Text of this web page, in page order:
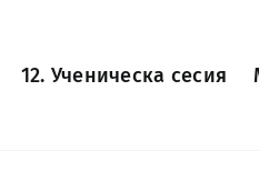
12. Ученическа сесия